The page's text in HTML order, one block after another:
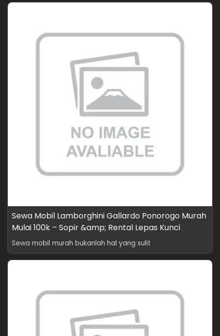
Sewa Mobil Lamborghini Gallardo Ponorogo Murah
Mulai 100k – Sopir &amp; Rental Lepas Kunci
Sewa mobil murah bukanlah hal yang sulit